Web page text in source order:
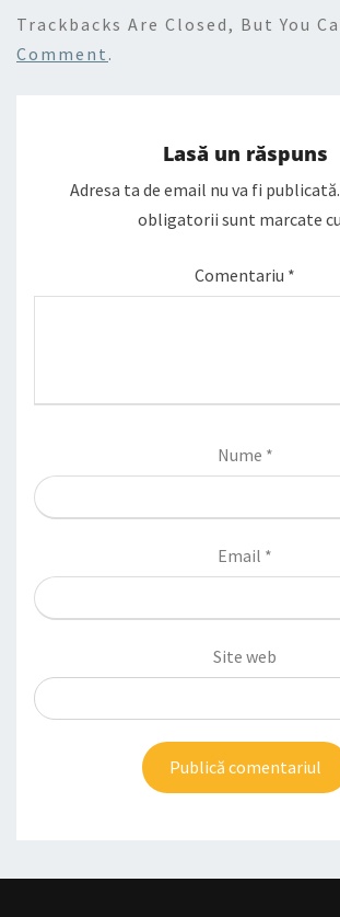
Trackbacks Are Closed, But You
Comment .
Lasă un răspuns
Adresa ta de email nu va fi publicată.
obligatorii sunt marcate cu
Comentariu *
Nume *
Email *
Site web